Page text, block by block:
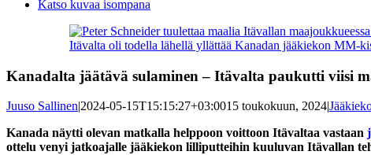
Katso kuvaa isompana
Itävalta oli todella lähellä yllättää Kanadan jääkiekon MM-
Kanadalta jäätävä sulaminen – Itävalta paukutti viisi
Juuso Sallinen|2024-05-15T15:15:27+03:0015 toukokuun, 2024|
Kanada näytti olevan matkalla helppoon voittoon Itävaltaa vastaan
ottelu venyi jatkoajalle jääkiekon lilliputteihin kuuluvan Itävallan